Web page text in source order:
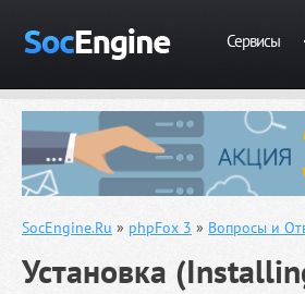
Сервисы
SocEngine.Ru » phpFox 3 » Вопросы и
Установка